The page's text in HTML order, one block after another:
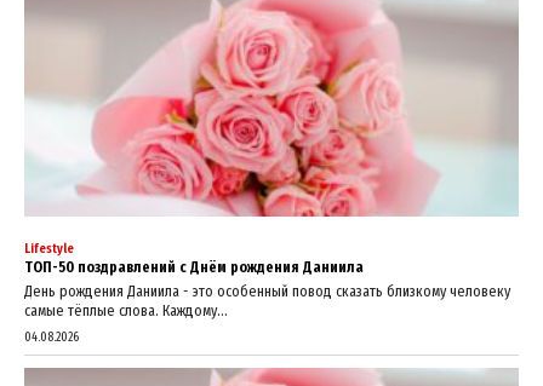
Lifestyle
ТОП-50 поздравлений с Днём рождения Даниила
День рождения Даниила - это особенный повод сказать близкому человеку
самые тёплые слова. Каждому...
04.08.2026